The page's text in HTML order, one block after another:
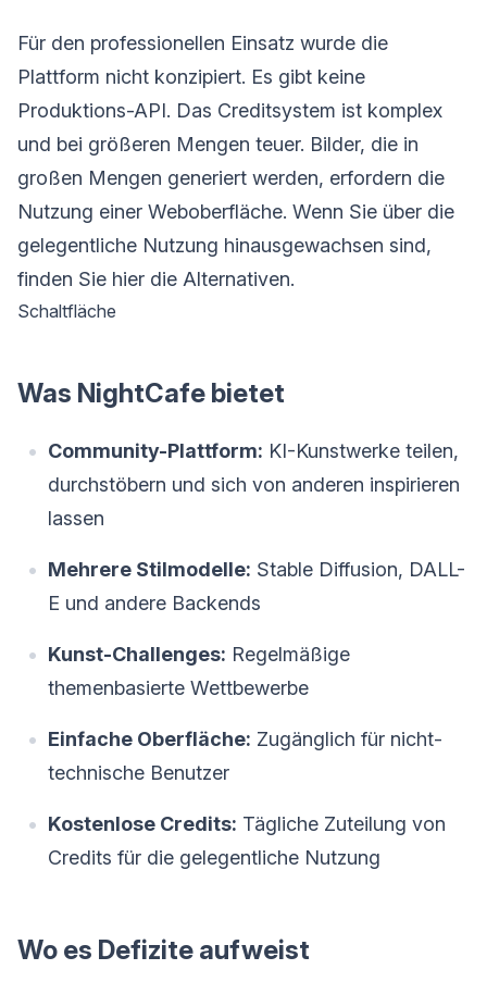
Für den professionellen Einsatz wurde die
Plattform nicht konzipiert. Es gibt keine
Produktions-API. Das Creditsystem ist komplex
und bei größeren Mengen teuer. Bilder, die in
großen Mengen generiert werden, erfordern die
Nutzung einer Weboberfläche. Wenn Sie über die
gelegentliche Nutzung hinausgewachsen sind,
finden Sie hier die Alternativen.
Schaltfläche
Was NightCafe bietet
Community-Plattform: KI-Kunstwerke teilen,
durchstöbern und sich von anderen inspirieren
lassen
Mehrere Stilmodelle: Stable Diffusion, DALL-
E und andere Backends
Kunst-Challenges: Regelmäßige
themenbasierte Wettbewerbe
Einfache Oberfläche: Zugänglich für nicht-
technische Benutzer
Kostenlose Credits: Tägliche Zuteilung von
Credits für die gelegentliche Nutzung
Wo es Defizite aufweist